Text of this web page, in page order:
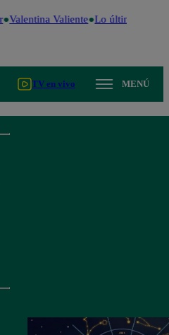
Valentina Valiente Lo último
TV en vivo MENÚ